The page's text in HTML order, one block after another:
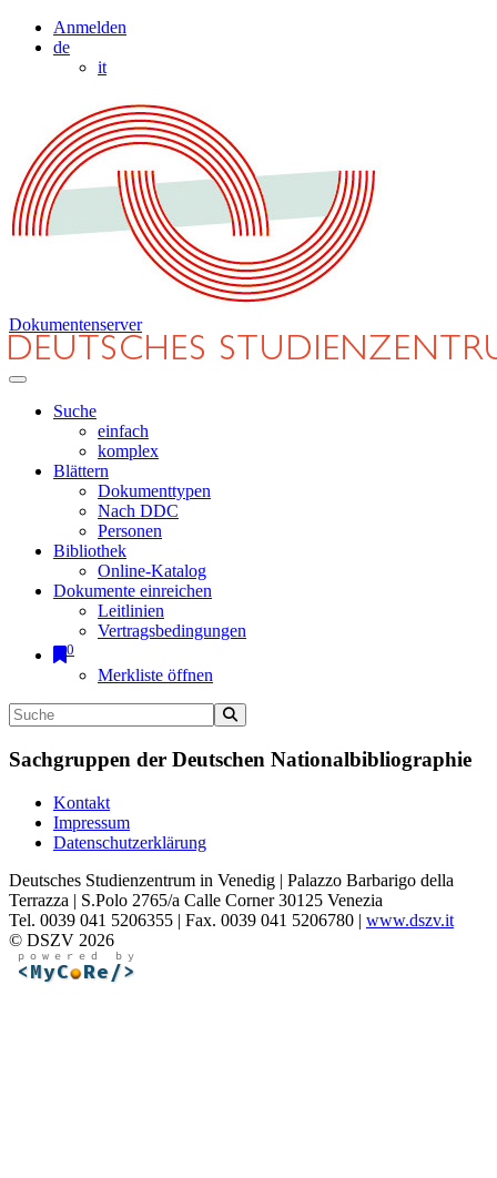
Anmelden
de
it
Dokumentenserver
Suche
einfach
komplex
Blättern
Dokumenttypen
Nach DDC
Personen
Bibliothek
Online-Katalog
Dokumente einreichen
Leitlinien
Vertragsbedingungen
0
Merkliste öffnen
Sachgruppen der Deutschen Nationalbibliographie
Kontakt
Impressum
Datenschutzerklärung
Deutsches Studienzentrum in Venedig | Palazzo Barbarigo della
Terrazza | S.Polo 2765/a Calle Corner 30125 Venezia
Tel. 0039 041 5206355 | Fax. 0039 041 5206780 | www.dszv.it
© DSZV 2026